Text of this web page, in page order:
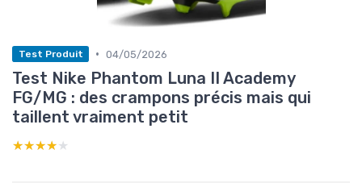
Test Produit • 04/05/2026
Test Nike Phantom Luna II Academy
FG/MG : des crampons précis mais qui
taillent vraiment petit
★★★★★
★★★★★